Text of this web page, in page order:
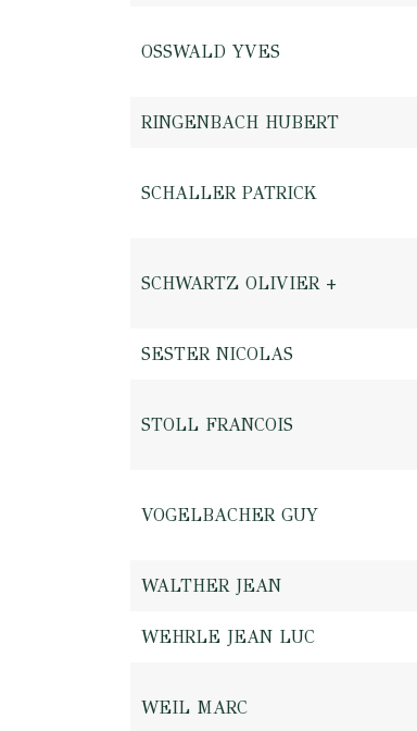
OSSWALD YVES
RINGENBACH HUBERT
SCHALLER PATRICK
SCHWARTZ OLIVIER +
SESTER NICOLAS
STOLL FRANCOIS
VOGELBACHER GUY
WALTHER JEAN
WEHRLE JEAN LUC
WEIL MARC